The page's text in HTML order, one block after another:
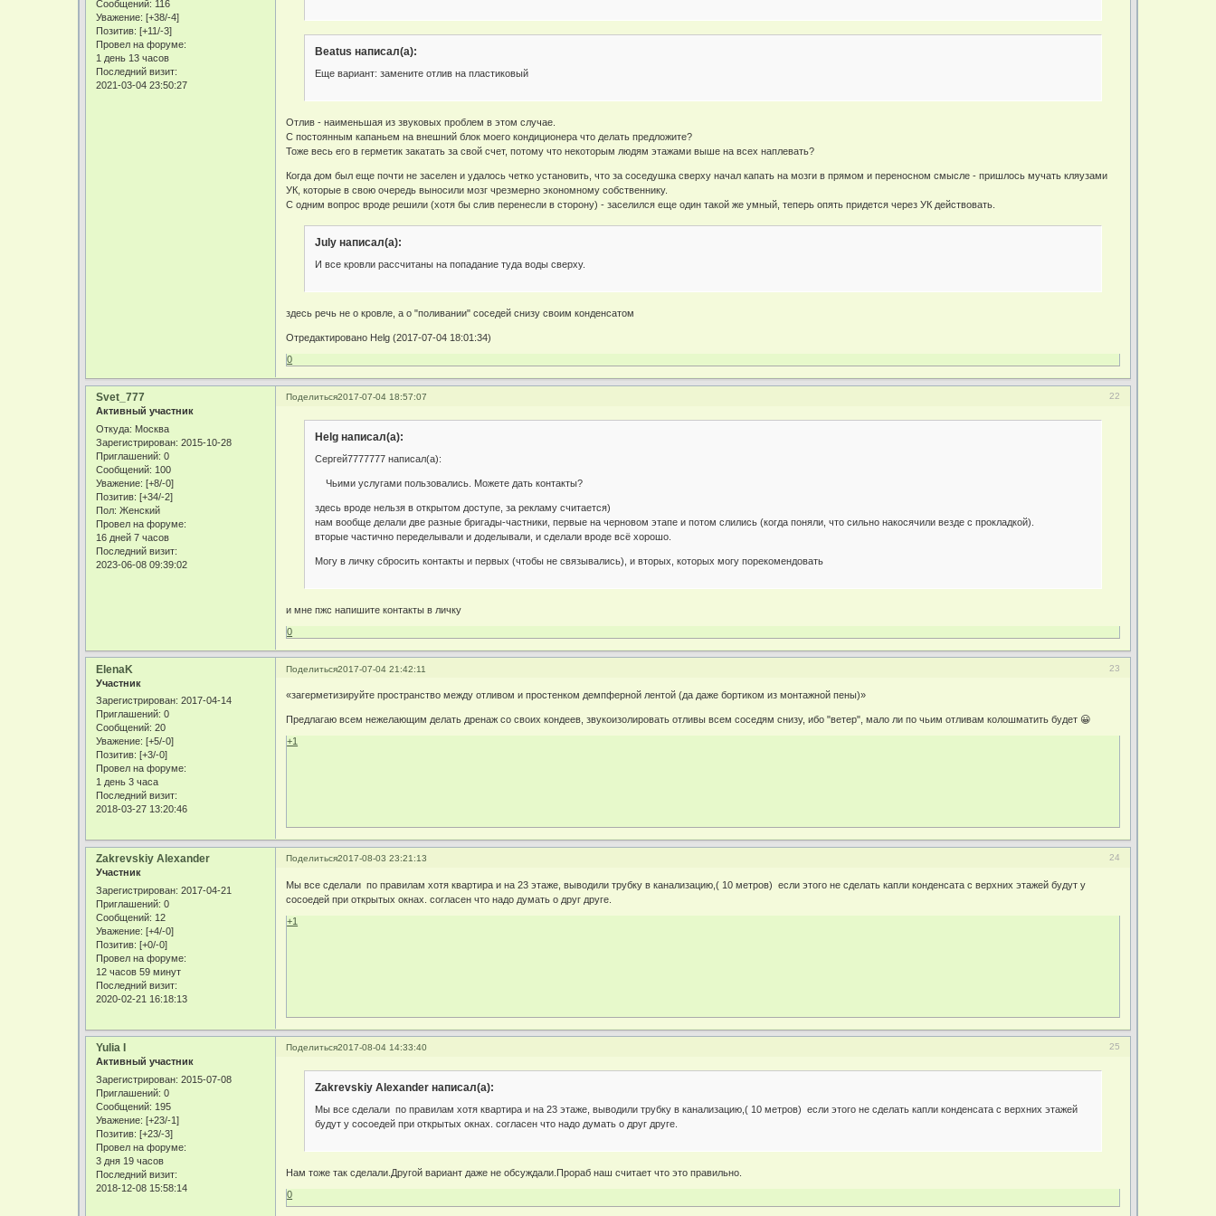
Сообщений: 116
Уважение: [+38/-4]
Позитив: [+11/-3]
Провел на форуме:
1 день 13 часов
Последний визит:
2021-03-04 23:50:27
Beatus написал(а):
Еще вариант: замените отлив на пластиковый
Отлив - наименьшая из звуковых проблем в этом случае.
С постоянным капаньем на внешний блок моего кондиционера что делать предложите?
Тоже весь его в герметик закатать за свой счет, потому что некоторым людям этажами выше на всех наплевать?
Когда дом был еще почти не заселен и удалось четко установить, что за соседушка сверху начал капать на мозги в прямом и переносном смысле - пришлось мучать кляузами
УК, которые в свою очередь выносили мозг чрезмерно экономному собственнику.
С одним вопрос вроде решили (хотя бы слив перенесли в сторону) - заселился еще один такой же умный, теперь опять придется через УК действовать.
July написал(а):
И все кровли рассчитаны на попадание туда воды сверху.
здесь речь не о кровле, а о "поливании" соседей снизу своим конденсатом
Отредактировано Helg (2017-07-04 18:01:34)
0
Поделиться 22
2017-07-04 18:57:07
Svet_777
Активный участник
Откуда: Москва
Зарегистрирован: 2015-10-28
Приглашений: 0
Сообщений: 100
Уважение: [+8/-0]
Позитив: [+34/-2]
Пол: Женский
Провел на форуме:
16 дней 7 часов
Последний визит:
2023-06-08 09:39:02
Helg написал(а):
Сергей7777777 написал(а):
Чьими услугами пользовались. Можете дать контакты?
здесь вроде нельзя в открытом доступе, за рекламу считается)
нам вообще делали две разные бригады-частники, первые на черновом этапе и потом слились (когда поняли, что сильно накосячили везде с прокладкой).
вторые частично переделывали и доделывали, и сделали вроде всё хорошо.
Могу в личку сбросить контакты и первых (чтобы не связывались), и вторых, которых могу порекомендовать
и мне пжс напишите контакты в личку
0
Поделиться 23
2017-07-04 21:42:11
ElenaK
Участник
Зарегистрирован: 2017-04-14
Приглашений: 0
Сообщений: 20
Уважение: [+5/-0]
Позитив: [+3/-0]
Провел на форуме:
1 день 3 часа
Последний визит:
2018-03-27 13:20:46
«загерметизируйте пространство между отливом и простенком демпферной лентой (да даже бортиком из монтажной пены)»
Предлагаю всем нежелающим делать дренаж со своих кондеев, звукоизолировать отливы всем соседям снизу, ибо "ветер", мало ли по чьим отливам колошматить будет 😀
+1
Поделиться 24
2017-08-03 23:21:13
Zakrevskiy Alexander
Участник
Зарегистрирован: 2017-04-21
Приглашений: 0
Сообщений: 12
Уважение: [+4/-0]
Позитив: [+0/-0]
Провел на форуме:
12 часов 59 минут
Последний визит:
2020-02-21 16:18:13
Мы все сделали по правилам хотя квартира и на 23 этаже, выводили трубку в канализацию,( 10 метров) если этого не сделать капли конденсата с верхних этажей будут у
сосоедей при открытых окнах. согласен что надо думать о друг друге.
+1
Поделиться 25
2017-08-04 14:33:40
Yulia I
Активный участник
Зарегистрирован: 2015-07-08
Приглашений: 0
Сообщений: 195
Уважение: [+23/-1]
Позитив: [+23/-3]
Провел на форуме:
3 дня 19 часов
Последний визит:
2018-12-08 15:58:14
Zakrevskiy Alexander написал(а):
Мы все сделали по правилам хотя квартира и на 23 этаже, выводили трубку в канализацию,( 10 метров) если этого не сделать капли конденсата с верхних этажей
будут у сосоедей при открытых окнах. согласен что надо думать о друг друге.
Нам тоже так сделали.Другой вариант даже не обсуждали.Прораб наш считает что это правильно.
0